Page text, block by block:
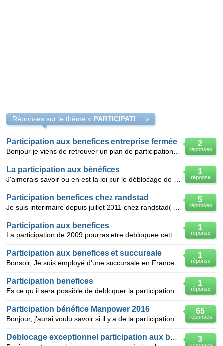
Réponses sur le thème « »
2
réponses
Participation aux benefices entreprise fermée
1
réponse
La participation aux bénéfices
5
réponses
Participation benefices chez randstad
1
réponse
Participation aux benefices
1
réponse
Participation aux benefices et succursale
1
réponse
Participation benefices
65
réponses
Participation bénéfice Manpower 2016
3
réponses